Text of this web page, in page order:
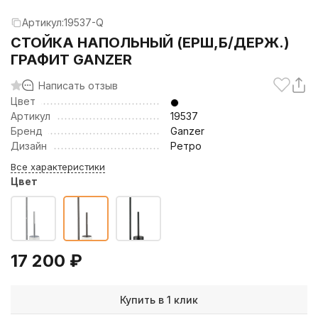
Артикул:19537-Q
СТОЙКА НАПОЛЬНЫЙ (ЕРШ,Б/ДЕРЖ.)
ГРАФИТ GANZER
Написать отзыв
Цвет
Артикул
19537
Бренд
Ganzer
Дизайн
Ретро
Все характеристики
Цвет
17 200 ₽
Купить в 1 клик